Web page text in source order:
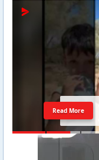
Read More